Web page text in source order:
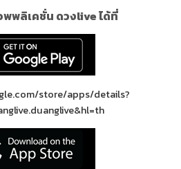
พลิเคชั่น ดวงlive ได้ที่
store/apps/details?